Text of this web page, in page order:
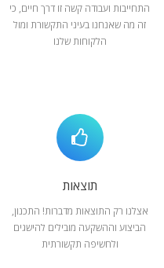
התחייבות ועבודה קשה זו דרך חיים, כי
זה מה שאנחנו בעיני התקשורת ומול
הלקוחות שלנו
תוצאות
אצלנו רק התוצאות מדברות! התכנון,
הביצוע וההשקעה מובילים להישגים
ולחשיפה תקשורתית